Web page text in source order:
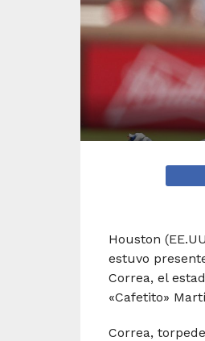
Houston
estuvo
Correa, el
«Cafetito»
Correa,